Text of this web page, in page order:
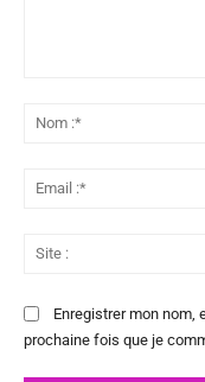
Enregistrer mon nom,
prochaine fois que je